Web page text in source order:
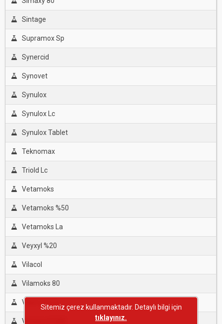
Sintage
Supramox Sp
Synercid
Synovet
Synulox
Synulox Lc
Synulox Tablet
Teknomax
Triold Lc
Vetamoks
Vetamoks %50
Vetamoks La
Veyxyl %20
Vilacol
Vilamoks 80
Vilamoks La
Vimisin-K %80
Sitemiz çerez kullanmaktadır. Detaylı bilgi için
tıklayınız.